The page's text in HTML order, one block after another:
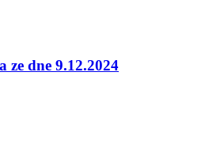
ze dne 9.12.2024